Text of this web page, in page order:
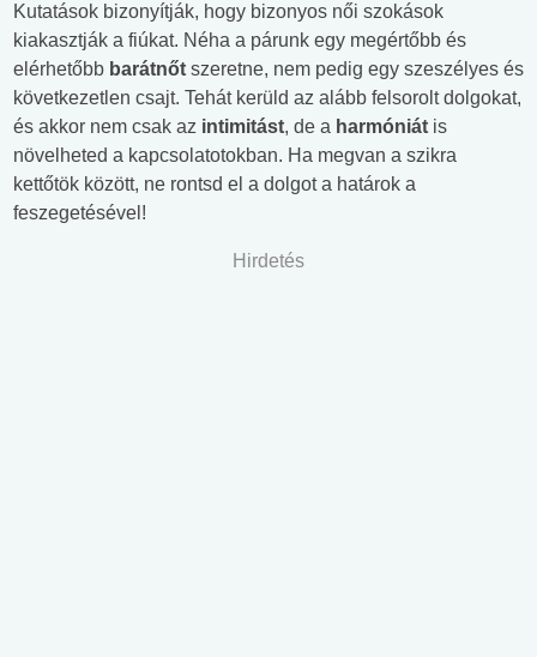
Kutatások bizonyítják, hogy bizonyos női szokások
kiakasztják a fiúkat. Néha a párunk egy megértőbb és
elérhetőbb barátnőt szeretne, nem pedig egy szeszélyes és
következetlen csajt. Tehát kerüld az alább felsorolt dolgokat,
és akkor nem csak az intimitást, de a harmóniát is
növelheted a kapcsolatotokban. Ha megvan a szikra
kettőtök között, ne rontsd el a dolgot a határok a
feszegetésével!
Hirdetés